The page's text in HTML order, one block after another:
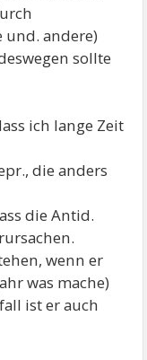
und. andere)
sollte
ich lange Zeit
die anders
die Antid.
wenn er
was mache)
ist er auch